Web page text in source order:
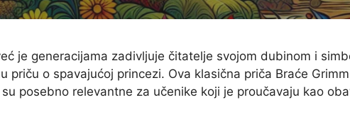
je generacijama zadivljuje čitatelje svojom dubinom i
priču o spavajućoj princezi. Ova klasična priča Braće
posebno relevantne za učenike koji je proučavaju kao